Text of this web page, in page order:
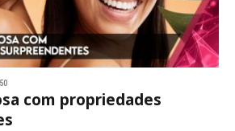
com propriedades